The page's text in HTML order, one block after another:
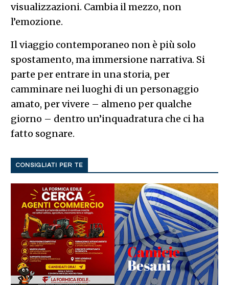
visualizzazioni. Cambia il mezzo, non
l’emozione.
Il viaggio contemporaneo non è più solo
spostamento, ma immersione narrativa. Si
parte per entrare in una storia, per
camminare nei luoghi di un personaggio
amato, per vivere – almeno per qualche
giorno – dentro un’inquadratura che ci ha
fatto sognare.
CONSIGLIATI PER TE